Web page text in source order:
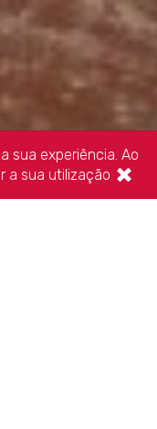
sua experiência. Ao
a sua utilização ×